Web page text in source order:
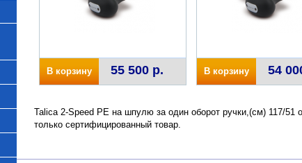
В корзину 55 500 р. В корзину 54
Talica 2-Speed PE на шпулю за один оборот ручки,(см) 117/51
только сертифицированный товар.